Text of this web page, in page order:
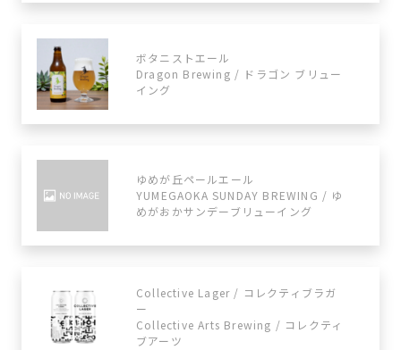
ボタニストエール
Dragon Brewing / ドラゴン ブリュー
イング
ゆめが丘ペールエール
YUMEGAOKA SUNDAY BREWING / ゆ
めがおかサンデーブリューイング
Collective Lager / コレクティブラガ
ー
Collective Arts Brewing / コレクティ
ブアーツ